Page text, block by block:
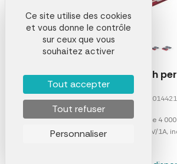
Chargeur solaire 4000 mah
Référence
Power bank solaire d'une capacité de 4
DC5V/1A et une sortie 5V/1A,
Ce site utilise des cookies
et vous donne le contrôle
sur ceux que vous
souhaitez activer
Tout accepter
Tout refuser
Personnaliser